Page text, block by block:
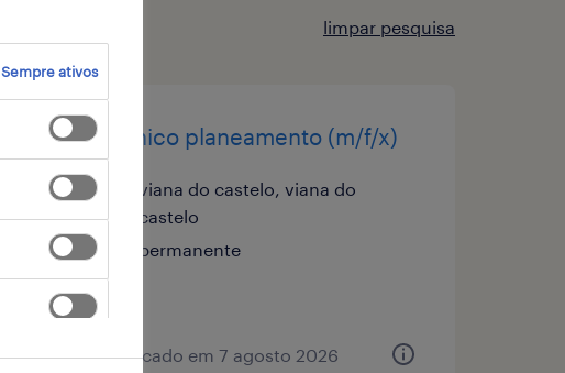
limpar pesquisa
técnico planeamento (m/f/x)
viana do castelo, viana do
castelo
permanente
publicado em 7 agosto 2026
Sempre ativos